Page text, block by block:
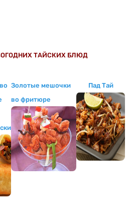
ТАЙСКИХ БЛЮД
Золотые мешочки
во фритюре
Пад Тай